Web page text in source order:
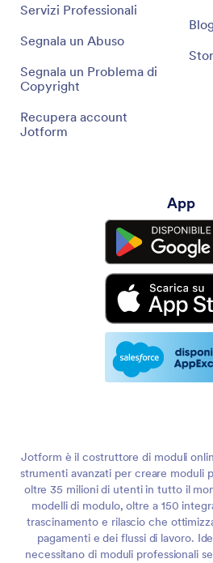
Servizi Professionali
Segnala un Abuso
Segnala un Problema di
Copyright
Recupera account
Jotform
Blog
App
Jotform è il costruttore di moduli
strumenti avanzati per creare moduli
oltre 35 milioni di utenti in tutto il
modelli di modulo, oltre a 150
trascinamento e rilascio che
pagamenti e dei flussi di lavoro.
necessitano di moduli professionali